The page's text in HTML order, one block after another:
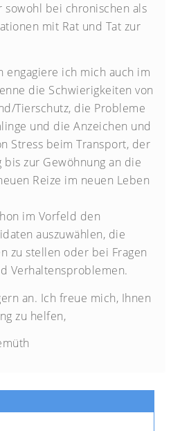
sowohl bei chronischen als
mit Rat und Tat zur
engagiere ich mich auch im
die Schwierigkeiten von
Tierschutz, die Probleme
und die Anzeichen und
Stress beim Transport, der
zur Gewöhnung an die
Reize im neuen Leben
im Vorfeld den
auszuwählen, die
zu stellen oder bei Fragen
Verhaltensproblemen.
an. Ich freue mich, Ihnen
zu helfen,